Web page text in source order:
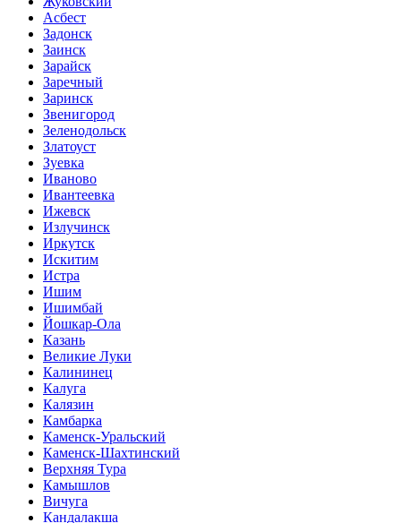
Асбест
Задонск
Заинск
Зарайск
Заречный
Заринск
Звенигород
Зеленодольск
Златоуст
Зуевка
Иваново
Ивантеевка
Ижевск
Излучинск
Иркутск
Искитим
Истра
Ишим
Ишимбай
Йошкар-Ола
Казань
Великие Луки
Калининец
Калуга
Калязин
Камбарка
Каменск-Уральский
Каменск-Шахтинский
Верхняя Тура
Камышлов
Вичуга
Кандалакша